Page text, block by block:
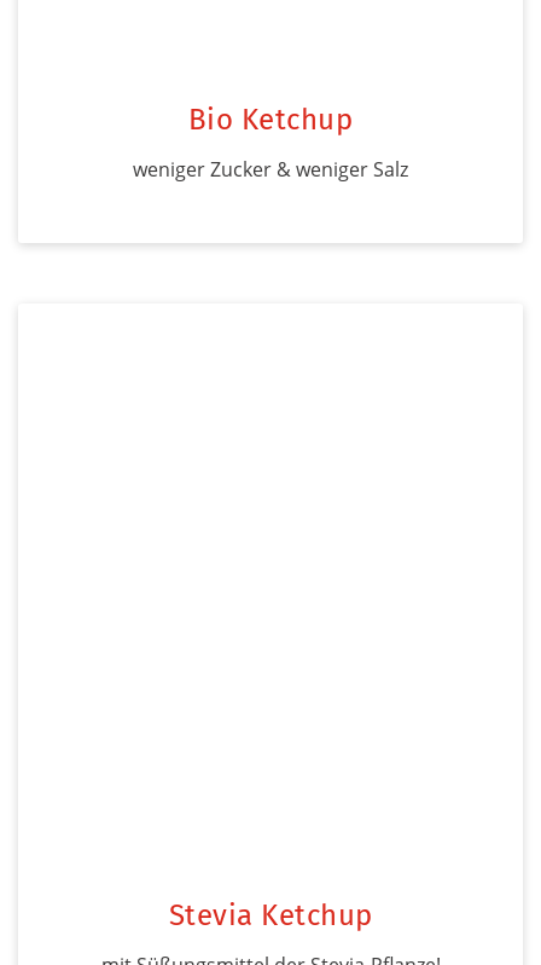
Bio Ketchup
weniger Zucker & weniger Salz
Stevia Ketchup